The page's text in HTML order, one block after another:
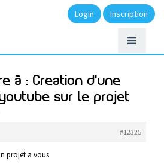
Login Inscription
à : Creation d'une
sur le projet
#12325
projet a vous